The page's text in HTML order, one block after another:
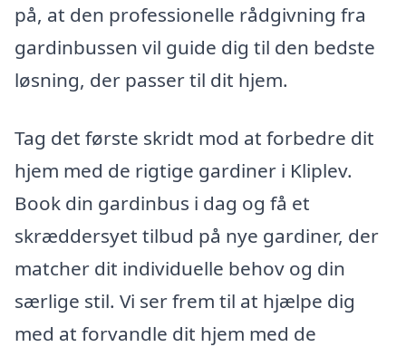
på, at den professionelle rådgivning fra
gardinbussen vil guide dig til den bedste
løsning, der passer til dit hjem.
Tag det første skridt mod at forbedre dit
hjem med de rigtige gardiner i Kliplev.
Book din gardinbus i dag og få et
skræddersyet tilbud på nye gardiner, der
matcher dit individuelle behov og din
særlige stil. Vi ser frem til at hjælpe dig
med at forvandle dit hjem med de